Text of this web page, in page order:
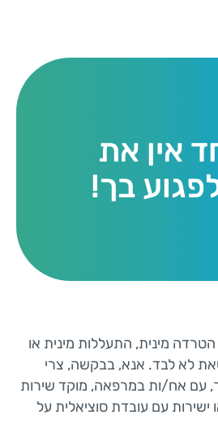
אין את
בך!
מינית, התעללות מינית או
לא לבד. אנא, בבקשה, צרי
עם אח/ות במרפאה, מוקד שירות
בטלפון 507* או ישירות עם עובדת סוציאלית על